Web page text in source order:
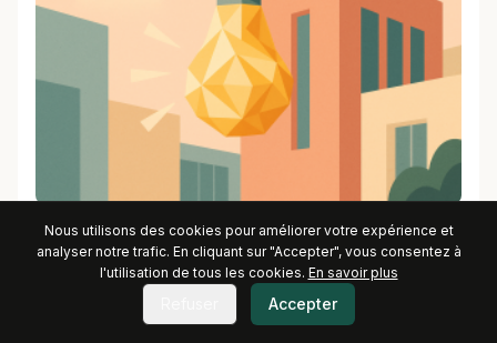
Ampoule géométrique
Nous utilisons des cookies pour améliorer votre expérience et
analyser notre trafic. En cliquant sur "Accepter", vous consentez à
l'utilisation de tous les cookies. En savoir plus
Accepter